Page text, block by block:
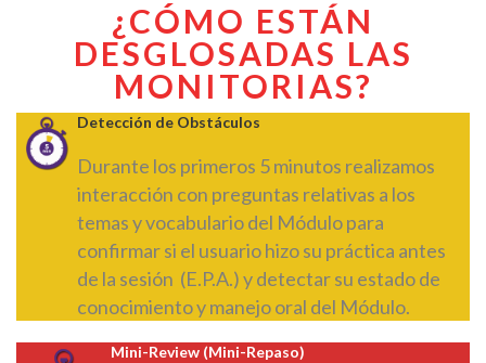
¿CÓMO ESTÁN
DESGLOSADAS LAS
MONITORIAS?
Detección de Obstáculos
Durante los primeros 5 minutos realizamos
interacción con preguntas relativas a los
temas y vocabulario del Módulo para
confirmar si el usuario hizo su práctica antes
de la sesión (E.P.A.) y detectar su estado de
conocimiento y manejo oral del Módulo.
Mini-Review (Mini-Repaso)